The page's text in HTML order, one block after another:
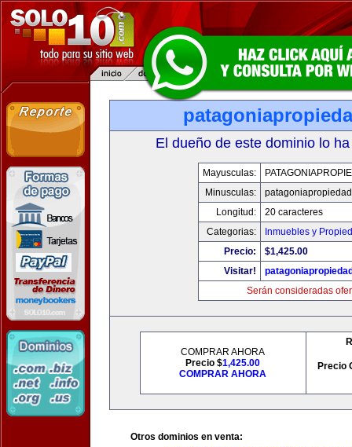
El dueño de este dominio lo
Mayusculas:
Minusculas:
Longitud:
20 caracteres
Categorias:
Inmuebles y
Precio:
$1,425.00
Visitar!
Serán consideradas
COMPRAR AHORA
Precio $1,425.00
COMPRAR AHORA
Precio
Otros dominios en venta: